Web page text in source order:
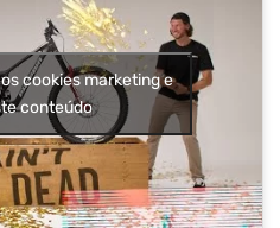
cookies marketing e
conteúdo